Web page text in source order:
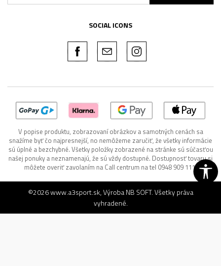
SOCIAL ICONS
V popise produktu, zobrazovaní obrázkov a samotných cenách sa
snažíme byť čo najpresnejší, no nemôžeme zaručiť, že všetky informácie
sú úplné a bezchybné. Všetky položky zobrazené na stránke sú súčasťou
našej ponuky a neznamenajú, že sú vždy dostupné. Dostupnosť tovaru si
môžete overiť zavolaním na Call centrum na tel 0948 909 111.
©2026www.a3sport.sk, VýrobaNB SOFT. Všetky práva
vyhradené.